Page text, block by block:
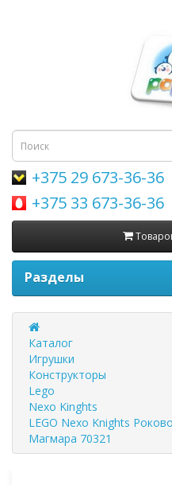
+375 29 673-36-36
+375 33 673-36-36
Разделы
Каталог
Игрушки
Конструкторы
Lego
Nexo Kinghts
LEGO Nexo Knights
Магмара 70321